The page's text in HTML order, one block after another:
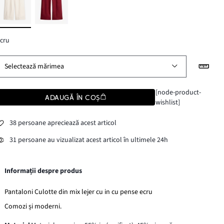
Selectează mărimea
ADAUGĂ ÎN COȘ
[node-product-
wishlist]
38 persoane apreciează acest articol
31 persoane au vizualizat acest articol în ultimele 24h
Informații despre produs
Pantaloni Culotte din mix lejer cu in cu pense ecru
Comozi și moderni.